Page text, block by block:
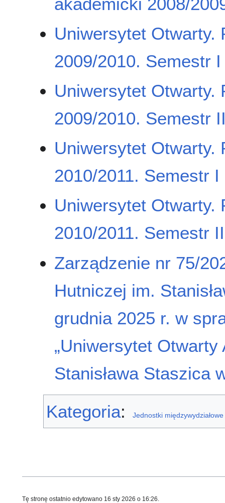
Uniwersytet Otwarty.
2009/2010. Semestr I
Uniwersytet Otwarty.
2009/2010. Semestr
Uniwersytet Otwarty.
2010/2011. Semestr I
Uniwersytet Otwarty.
2010/2011. Semestr II
Zarządzenie nr 75/
Hutniczej im.
grudnia 2025 r. w
„Uniwersytet
Stanisława Staszica
Kategoria: Jednostki
Tę stronę ostatnio edytowano 16 sty 2026 o 16:26.